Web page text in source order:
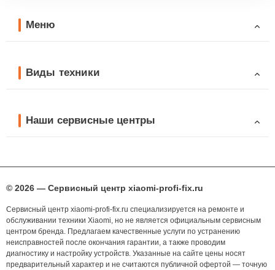
Меню
Виды техники
Наши сервисные центры
© 2026 — Сервисный центр xiaomi-profi-fix.ru
Сервисный центр xiaomi-profi-fix.ru специализируется на ремонте и
обслуживании техники Xiaomi, но не является официальным сервисным
центром бренда. Предлагаем качественные услуги по устранению
неисправностей после окончания гарантии, а также проводим
диагностику и настройку устройств. Указанные на сайте цены носят
предварительный характер и не считаются публичной офертой — точную